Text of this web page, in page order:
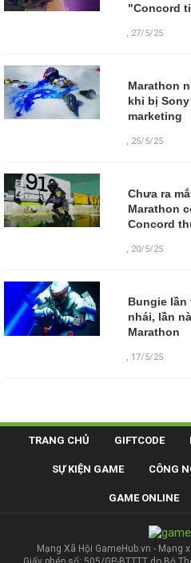
"Concord
, 27/5/25
Marathon
khi bị
marketing
, 25/5/25
Chưa ra
Marathon
Concord
, 20/5/25
Bungie
nhái, lần
Marathon
, 17/5/25
TRANG CHỦ GIFTCODE
SỰ KIỆN GAME CÔNG
GAME ONLINE
Mạng Xã Hội GameHub.vn - Mạng